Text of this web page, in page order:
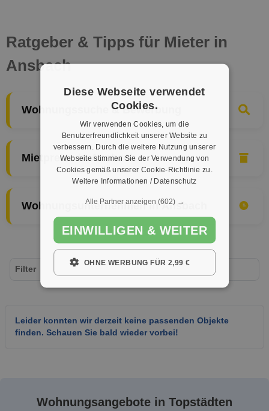
Ratgeber & Tipps für Mieter in
Ansbach
Wohnungssuche & Bewerbung
Mietpreise in Ansbach
Wohnungsunternehmen in Ansbach
Leider konnten wir derzeit keine passenden Objekte
finden. Schauen Sie bald wieder vorbei!
Filter
Wohnungsangebote in Topstädten
Diese Webseite verwendet
Cookies.
Wir verwenden Cookies, um die
Benutzerfreundlichkeit unserer Website zu
verbessern. Durch die weitere Nutzung unserer
Webseite stimmen Sie der Verwendung von
Cookies gemäß unserer Cookie-Richtlinie zu.
Weitere Informationen / Datenschutz
Alle Partner anzeigen (602) →
EINWILLIGEN & WEITER
OHNE WERBUNG FÜR 2,99 €